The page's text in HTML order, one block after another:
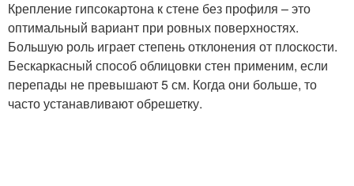
Крепление гипсокартона к стене без профиля – это
оптимальный вариант при ровных поверхностях.
Большую роль играет степень отклонения от плоскости.
Бескаркасный способ облицовки стен применим, если
перепады не превышают 5 см. Когда они больше, то
часто устанавливают обрешетку.